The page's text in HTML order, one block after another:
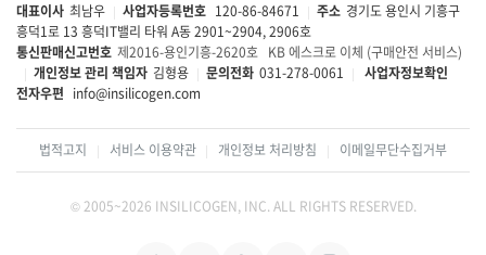
대표이사 최남우 사업자등록번호 120-86-84671 주소 경기도 용인시 기흥구
흥덕1로 13 흥덕IT밸리 타워 A동 2901~2904, 2906호
통신판매신고번호 제2016-용인기흥-2620호 KB 에스크로 이체 (구매안전 서비스)
개인정보 관리 책임자 김형용 문의전화 031-278-0061
사업자정보확인
전자우편 info@insilicogen.com
법적고지 서비스 이용약관 개인정보 처리방침 이메일무단수집거부
© 2005~2026 INSILICOGEN, INC. ALL RIGHTS RESERVED.